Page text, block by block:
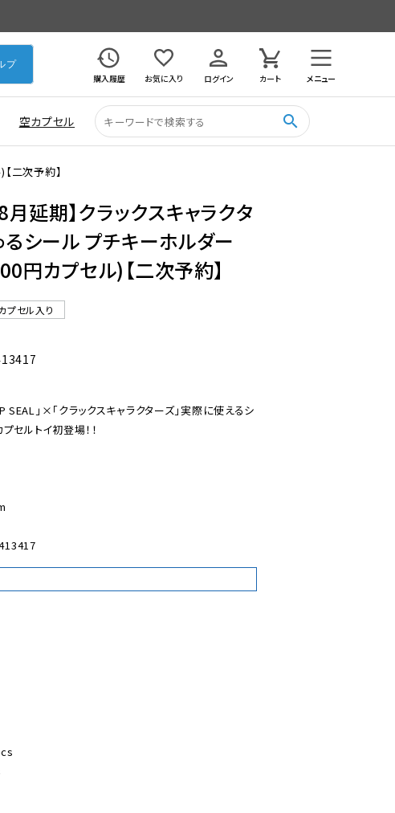
プ
購入履歴
お気に入り ログイン カート メニュー
空カプセル search
二次予約】
8月延期】クラックスキャラクタ
るシール プチキーホルダー
円カプセル)【二次予約】
プセル入り
SEAL」×「クラックスキャラクターズ」実際に使えるシ
セルトイ初登場！！